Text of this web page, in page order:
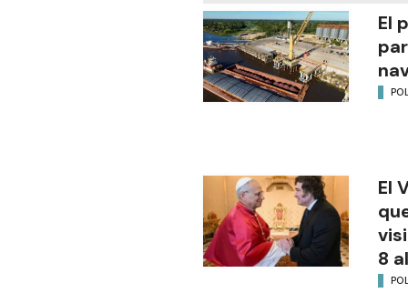
El
El
8